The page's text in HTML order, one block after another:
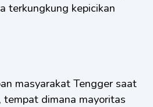
terkungkung kepicikan
masyarakat Tengger saat
tempat dimana mayoritas